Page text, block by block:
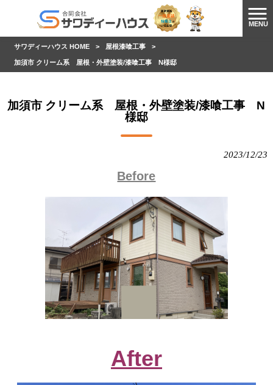
MENU
サワディーハウス HOME > 屋根漆喰工事 >
加須市 クリーム系 屋根・外壁塗装/漆喰工事 N様邸
加須市 クリーム系 屋根・外壁塗装/漆喰工事 N
様邸
2023/12/23
Before
After